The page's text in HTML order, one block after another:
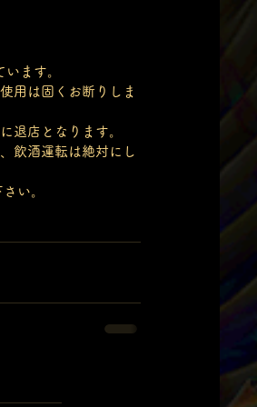
ます。
用は固くお断りしま
退店となります。
飲酒運転は絶対にし
い。